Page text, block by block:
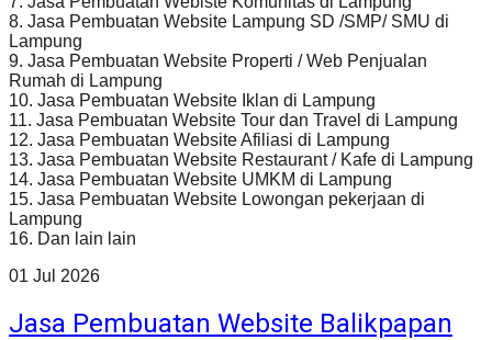
8. Jasa Pembuatan Website Lampung SD /SMP/ SMU di
Lampung
9. Jasa Pembuatan Website Properti / Web Penjualan
Rumah di Lampung
10. Jasa Pembuatan Website Iklan di Lampung
11. Jasa Pembuatan Website Tour dan Travel di Lampung
12. Jasa Pembuatan Website Afiliasi di Lampung
13. Jasa Pembuatan Website Restaurant / Kafe di Lampung
14. Jasa Pembuatan Website UMKM di Lampung
15. Jasa Pembuatan Website Lowongan pekerjaan di
Lampung
16. Dan lain lain
01 Jul 2026
Jasa Pembuatan Website Balikpapan